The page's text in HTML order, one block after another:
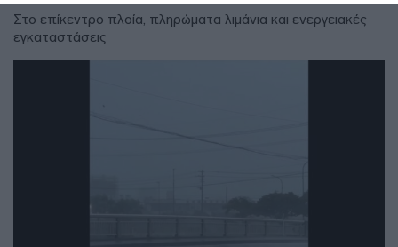
Στο επίκεντρο πλοία, πληρώματα λιμάνια και ενεργειακές
εγκαταστάσεις